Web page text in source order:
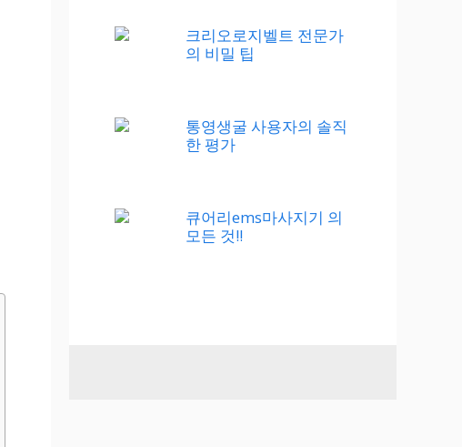
크리오로지벨트 전문가
의 비밀 팁
통영생굴 사용자의 솔직
한 평가
큐어리ems마사지기 의
모든 것!!